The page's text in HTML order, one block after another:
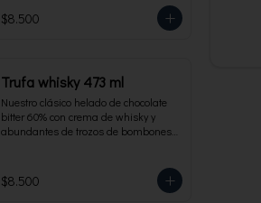
$8.500
Trufa whisky 473 ml
Nuestro clásico helado de chocolate
bitter 60% con crema de whisky y
abundantes de trozos de bombones
$8.500